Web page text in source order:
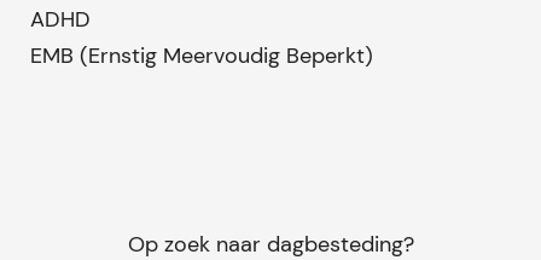
ADHD
EMB (Ernstig Meervoudig Beperkt)
Op zoek naar dagbesteding?